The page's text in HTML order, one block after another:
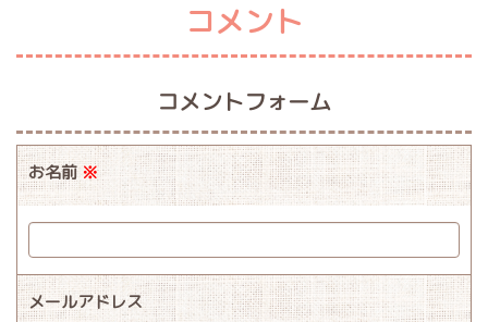
コメント
コメントフォーム
お名前※
メールアドレス